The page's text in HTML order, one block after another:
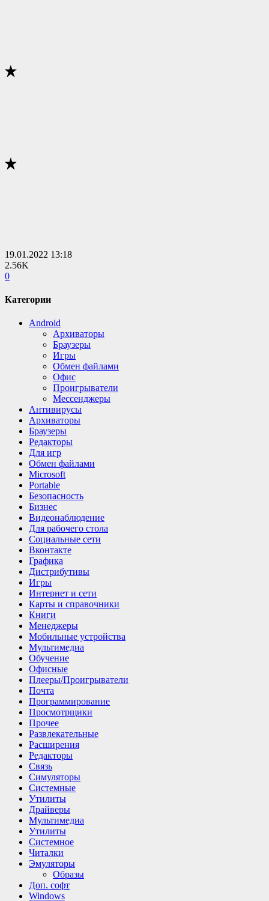
19.01.2022 13:18
2.56K
0
Категории
Android
Архиваторы
Браузеры
Игры
Обмен файлами
Офис
Проигрыватели
Мессенджеры
Антивирусы
Архиваторы
Браузеры
Редакторы
Для игр
Обмен файлами
Microsoft
Portable
Безопасность
Бизнес
Видеонаблюдение
Для рабочего стола
Социальные сети
Вконтакте
Графика
Дистрибутивы
Игры
Интернет и cети
Карты и справочники
Книги
Менеджеры
Мобильные устройства
Мультимедиа
Обучение
Офисные
Плееры/Проигрыватели
Почта
Программирование
Просмотрщики
Прочее
Развлекательные
Расширения
Редакторы
Связь
Симуляторы
Системные
Утилиты
Драйверы
Мультимедиа
Утилиты
Системное
Читалки
Эмуляторы
Образы
Доп. софт
Windows